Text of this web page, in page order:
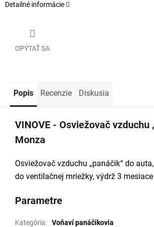
Detailné informácie
OPÝTAŤ SA
Popis Recenzie Diskusia
VINOVE - Osviežovač vzduchu
Monza
Osviežovač vzduchu „panáčik“ do
do ventilačnej mriežky, výdrž 3 mesiace
Parametre
Kategória:
Voňaví panáčikovia